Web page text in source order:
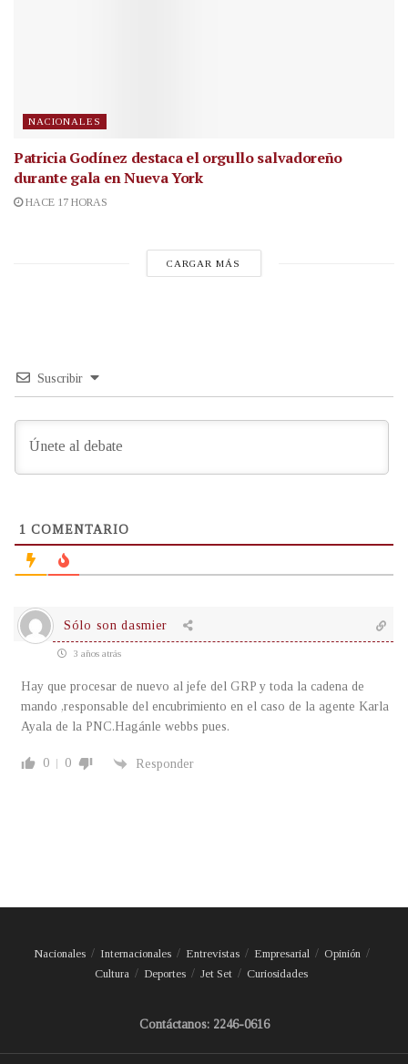
NACIONALES
Patricia Godínez destaca el orgullo salvadoreño
durante gala en Nueva York
HACE 17 HORAS
CARGAR MÁS
Suscribir
1 COMENTARIO
Sólo son dasmier
3 años atrás
Hay que procesar de nuevo al jefe del GRP y toda la cadena de
mando ,responsable del encubrimiento en el caso de la agente Karla
Ayala de la PNC.Hagánle webbs pues.
0 0 Responder
Nacionales Internacionales Entrevistas Empresarial
Opinión
Cultura
Deportes Jet Set Curiosidades
Contáctanos: 2246-0616